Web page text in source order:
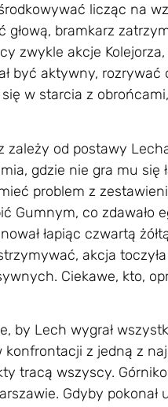
licząc na
bramkarz
zwykle akcje
być aktywny,
w starcia z
zależy od postawy
gdzie nie gra mu się
problem z
Gumnym, co zdawało
łapiąc czwartą
akcja
Ciekawe, kto,
by Lech wygrał
z jedną z
tracą wszyscy.
Gdyby pokonał